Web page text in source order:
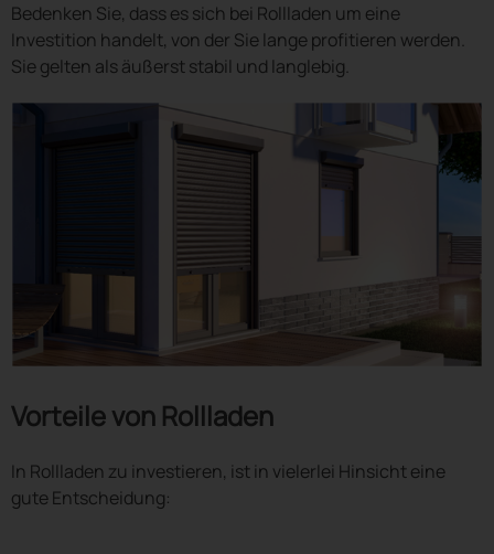
Bedenken Sie, dass es sich bei Rollladen um eine
Investition handelt, von der Sie lange profitieren werden.
Sie gelten als äußerst stabil und langlebig.
Vorteile von Rollladen
In Rollladen zu investieren, ist in vielerlei Hinsicht eine
gute Entscheidung: